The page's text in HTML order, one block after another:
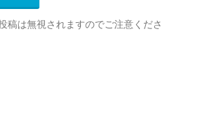
稿は無視されますのでご注意くださ